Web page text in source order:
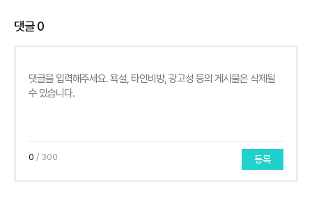
댓글0
0 / 300 등록